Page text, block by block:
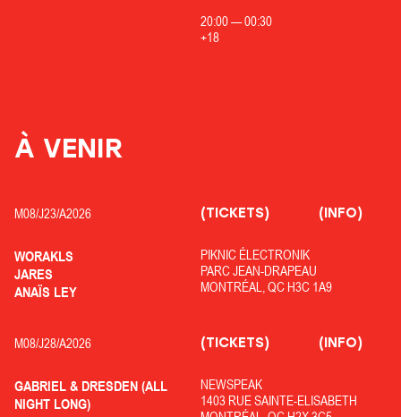
20:00—00:30
+18
À VENIR
M08/J23/A2026
WORAKLS
JARES
ANAÏS LEY
PIKNIC ÉLECTRONIK
PARC JEAN-DRAPEAU
MONTRÉAL, QC H3C 1A9
(TICKETS) (INFO)
M08/J28/A2026
GABRIEL & DRESDEN (ALL
NIGHT LONG)
NEWSPEAK
1403 RUE SAINTE-ELISABETH
(TICKETS) (INFO)